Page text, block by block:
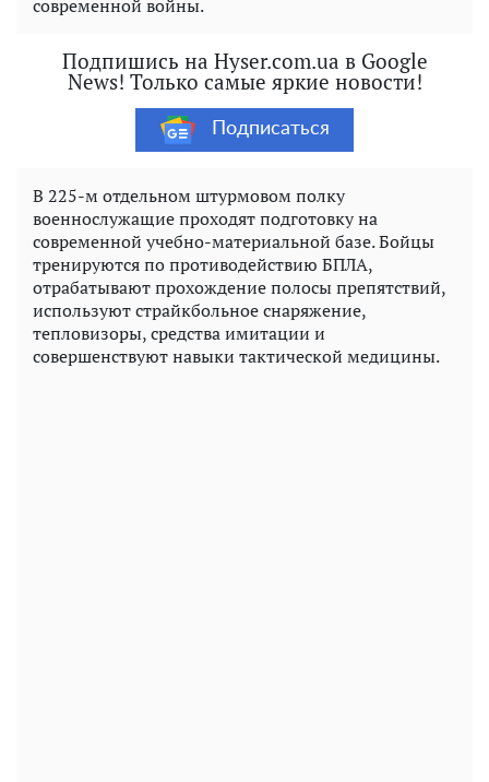
современной войны.
Подпишись на Hyser.com.ua в Google
News! Только самые яркие новости!
Подписаться
В 225-м отдельном штурмовом полку
военнослужащие проходят подготовку на
современной учебно-материальной базе. Бойцы
тренируются по противодействию БПЛА,
отрабатывают прохождение полосы препятствий,
используют страйкбольное снаряжение,
тепловизоры, средства имитации и
совершенствуют навыки тактической медицины.